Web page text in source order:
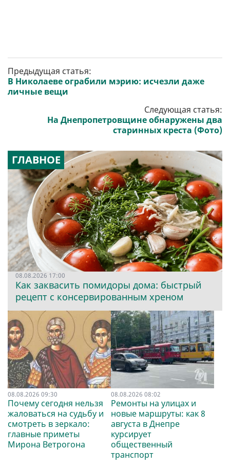
Предыдущая статья:
В Николаеве ограбили мэрию: исчезли даже
личные вещи
Следующая статья:
На Днепропетровщине обнаружены два
старинных креста (Фото)
ГЛАВНОЕ
08.08.2026 17:00
Как заквасить помидоры дома: быстрый
рецепт с консервированным хреном
08.08.2026 09:30
Почему сегодня нельзя
жаловаться на судьбу и
смотреть в зеркало:
главные приметы
Мирона Ветрогона
08.08.2026 08:02
Ремонты на улицах и
новые маршруты: как 8
августа в Днепре
курсирует
общественный
транспорт